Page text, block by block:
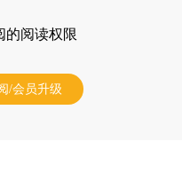
的阅读权限
/会员升级